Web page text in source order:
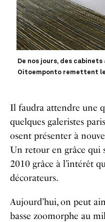
De nos jours, des
Oitoemponto remettent le
Il faudra attendre une
quelques galeristes
osent présenter à
Un retour en grâce qui
2010 grâce à l’intérêt
décorateurs.
Aujourd’hui, on peut
basse zoomorphe au